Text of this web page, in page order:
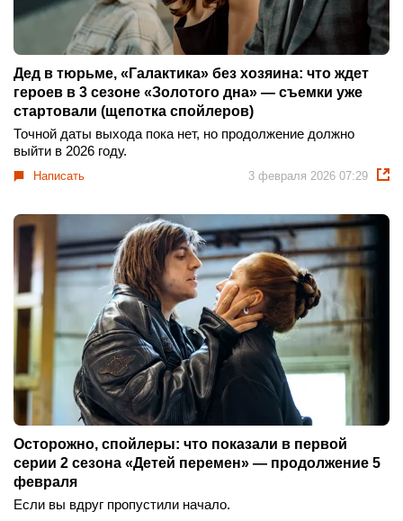
Дед в тюрьме, «Галактика» без хозяина: что ждет
героев в 3 сезоне «Золотого дна» — съемки уже
стартовали (щепотка спойлеров)
Точной даты выхода пока нет, но продолжение должно
выйти в 2026 году.
Написать 3 февраля 2026 07:29
Осторожно, спойлеры: что показали в первой
серии 2 сезона «Детей перемен» — продолжение 5
февраля
Если вы вдруг пропустили начало.